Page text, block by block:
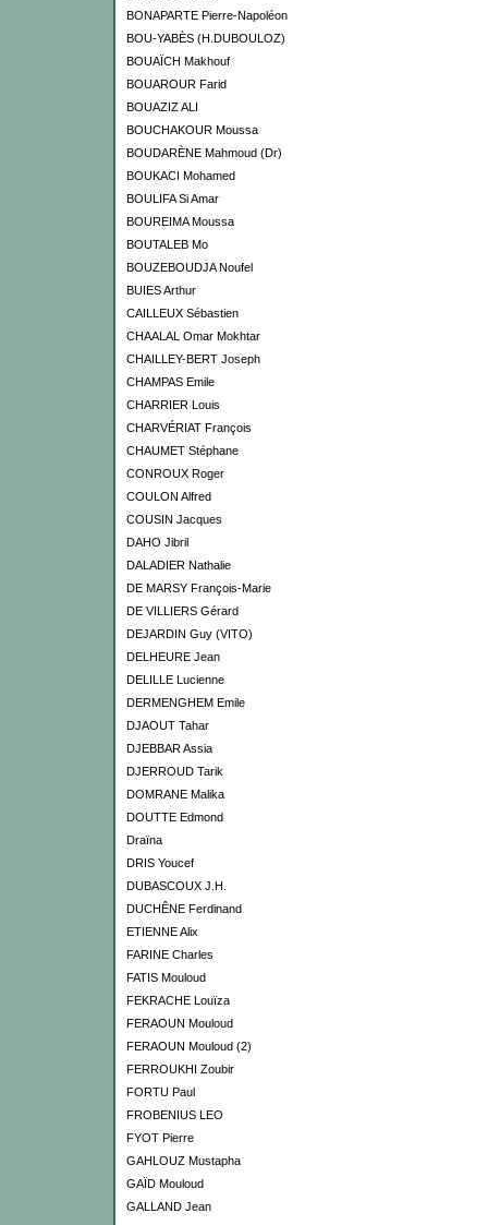
BONAPARTE Pierre-Napoléon
BOU-YABÈS (H.DUBOULOZ)
BOUAÏCH Makhouf
BOUAROUR Farid
BOUAZIZ ALI
BOUCHAKOUR Moussa
BOUDARÈNE Mahmoud (Dr)
BOUKACI Mohamed
BOULIFA Si Amar
BOUREIMA Moussa
BOUTALEB Mo
BOUZEBOUDJA Noufel
BUIES Arthur
CAILLEUX Sébastien
CHAALAL Omar Mokhtar
CHAILLEY-BERT Joseph
CHAMPAS Emile
CHARRIER Louis
CHARVÉRIAT François
CHAUMET Stéphane
CONROUX Roger
COULON Alfred
COUSIN Jacques
DAHO Jibril
DALADIER Nathalie
DE MARSY François-Marie
DE VILLIERS Gérard
DEJARDIN Guy (VITO)
DELHEURE Jean
DELILLE Lucienne
DERMENGHEM Emile
DJAOUT Tahar
DJEBBAR Assia
DJERROUD Tarik
DOMRANE Malika
DOUTTE Edmond
Draïna
DRIS Youcef
DUBASCOUX J.H.
DUCHÊNE Ferdinand
ETIENNE Alix
FARINE Charles
FATIS Mouloud
FEKRACHE Louïza
FERAOUN Mouloud
FERAOUN Mouloud (2)
FERROUKHI Zoubir
FORTU Paul
FROBENIUS LEO
FYOT Pierre
GAHLOUZ Mustapha
GAÏD Mouloud
GALLAND Jean